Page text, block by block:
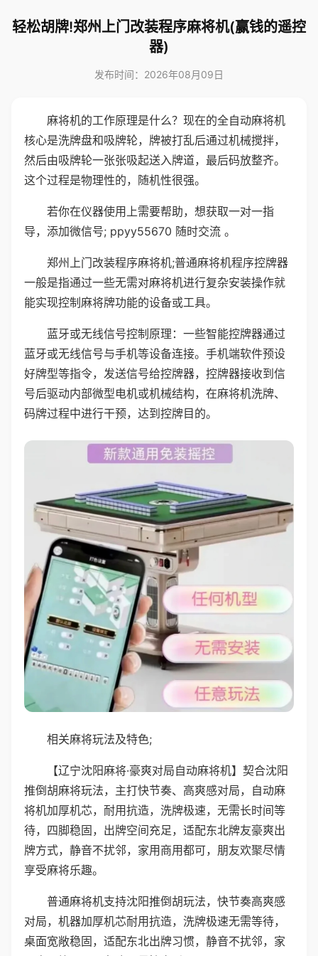
轻松胡牌!郑州上门改装程序麻将机(赢钱的遥控
器)
发布时间：2026年08月09日
麻将机的工作原理是什么？现在的全自动麻将机
核心是洗牌盘和吸牌轮，牌被打乱后通过机械搅拌，
然后由吸牌轮一张张吸起送入牌道，最后码放整齐。
这个过程是物理性的，随机性很强。
若你在仪器使用上需要帮助，想获取一对一指
导，添加微信号; ppyy55670 随时交流 。
郑州上门改装程序麻将机;普通麻将机程序控牌器
一般是指通过一些无需对麻将机进行复杂安装操作就
能实现控制麻将牌功能的设备或工具。
蓝牙或无线信号控制原理：一些智能控牌器通过
蓝牙或无线信号与手机等设备连接。手机端软件预设
好牌型等指令，发送信号给控牌器，控牌器接收到信
号后驱动内部微型电机或机械结构，在麻将机洗牌、
码牌过程中进行干预，达到控牌目的。
相关麻将玩法及特色;
【辽宁沈阳麻将·豪爽对局自动麻将机】契合沈阳
推倒胡麻将玩法，主打快节奏、高爽感对局，自动麻
将机加厚机芯，耐用抗造，洗牌极速，无需长时间等
待，四脚稳固，出牌空间充足，适配东北牌友豪爽出
牌方式，静音不扰邻，家用商用都可，朋友欢聚尽情
享受麻将乐趣。
普通麻将机支持沈阳推倒胡玩法，快节奏高爽感
对局，机器加厚机芯耐用抗造，洗牌极速无需等待，
桌面宽敞稳固，适配东北出牌习惯，静音不扰邻，家